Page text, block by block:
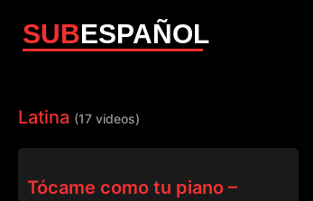
SUBESPAÑOL
Latina (17 videos)
Tócame como tu piano –